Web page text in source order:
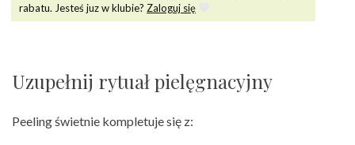
rabatu. Jesteś juz w klubie? Zaloguj się
Uzupełnij rytuał pielęgnacyjny
Peeling świetnie kompletuje się z: